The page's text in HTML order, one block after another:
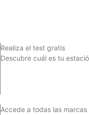
Realiza el test gratis
Descubre cuál es tu
Accede a todas las marcas